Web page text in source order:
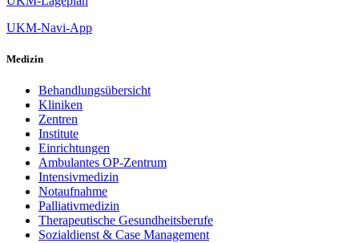
UKM-Navi-App
Medizin
Behandlungsübersicht
Kliniken
Zentren
Institute
Einrichtungen
Ambulantes OP-Zentrum
Intensivmedizin
Notaufnahme
Palliativmedizin
Therapeutische Gesundheitsberufe
Sozialdienst & Case Management